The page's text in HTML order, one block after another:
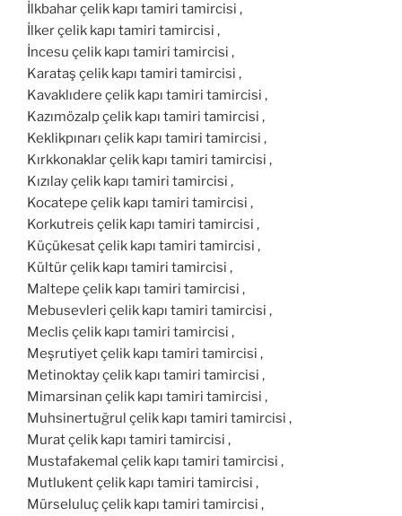
İlkbahar çelik kapı tamiri tamircisi ,
İlker çelik kapı tamiri tamircisi ,
İncesu çelik kapı tamiri tamircisi ,
Karataş çelik kapı tamiri tamircisi ,
Kavaklıdere çelik kapı tamiri tamircisi ,
Kazımözalp çelik kapı tamiri tamircisi ,
Keklikpınarı çelik kapı tamiri tamircisi ,
Kırkkonaklar çelik kapı tamiri tamircisi ,
Kızılay çelik kapı tamiri tamircisi ,
Kocatepe çelik kapı tamiri tamircisi ,
Korkutreis çelik kapı tamiri tamircisi ,
Küçükesat çelik kapı tamiri tamircisi ,
Kültür çelik kapı tamiri tamircisi ,
Maltepe çelik kapı tamiri tamircisi ,
Mebusevleri çelik kapı tamiri tamircisi ,
Meclis çelik kapı tamiri tamircisi ,
Meşrutiyet çelik kapı tamiri tamircisi ,
Metinoktay çelik kapı tamiri tamircisi ,
Mimarsinan çelik kapı tamiri tamircisi ,
Muhsinertuğrul çelik kapı tamiri tamircisi ,
Murat çelik kapı tamiri tamircisi ,
Mustafakemal çelik kapı tamiri tamircisi ,
Mutlukent çelik kapı tamiri tamircisi ,
Mürseluluç çelik kapı tamiri tamircisi ,